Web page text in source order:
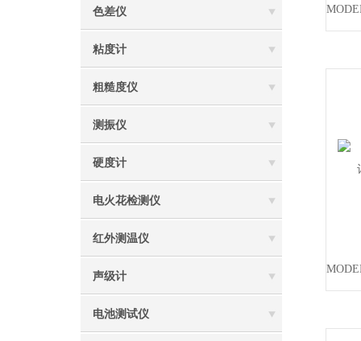
色差仪
粘度计
粗糙度仪
测振仪
硬度计
电火花检测仪
红外测温仪
声级计
电池测试仪